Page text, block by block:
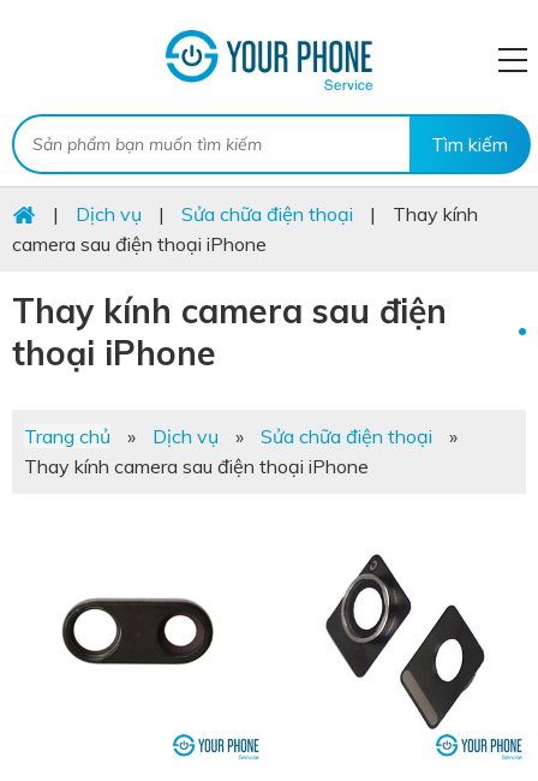
| Dịch vụ | Sửa chữa điện thoại |
Thay kính
camera sau điện thoại iPhone
Thay kính camera sau điện
thoại iPhone
Trang chủ » Dịch vụ » Sửa chữa điện thoại
»
Thay kính camera sau điện thoại iPhone